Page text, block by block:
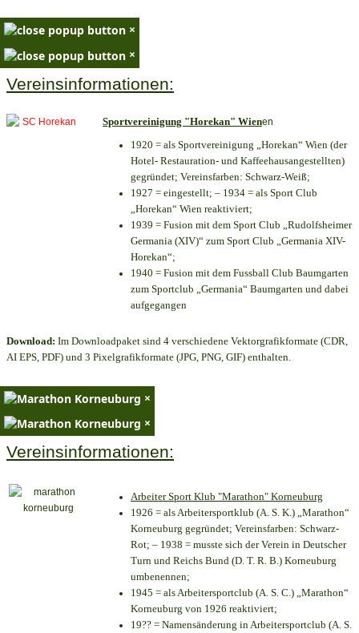
×
×
Vereinsinformationen:
Sportvereinigung "Horekan" Wienen
1920 = als Sportvereinigung „Horekan“ Wien (der
Hotel- Restauration- und Kaffeehausangestellten)
gegründet; Vereinsfarben: Schwarz-Weiß;
1927 = eingestellt; – 1934 = als Sport Club
„Horekan“ Wien reaktiviert;
1939 = Fusion mit dem Sport Club „Rudolfsheimer
Germania (XIV)“ zum Sport Club „Germania XIV-
Horekan“;
1940 = Fusion mit dem Fussball Club Baumgarten
zum Sportclub „Germania“ Baumgarten und dabei
aufgegangen
Download: Im Downloadpaket sind 4 verschiedene Vektorgrafikformate (CDR,
AI EPS, PDF) und 3 Pixelgrafikformate (JPG, PNG, GIF) enthalten.
×
×
Vereinsinformationen:
Arbeiter Sport Klub "Marathon" Korneuburg
1926 = als Arbeitersportklub (A. S. K.) „Marathon“
Korneuburg gegründet; Vereinsfarben: Schwarz-
Rot; – 1938 = musste sich der Verein in Deutscher
Turn und Reichs Bund (D. T. R. B.) Korneuburg
umbenennen;
1945 = als Arbeitersportclub (A. S. C.) „Marathon“
Korneuburg von 1926 reaktiviert;
19?? = Namensänderung in Arbeitersportclub (A. S.